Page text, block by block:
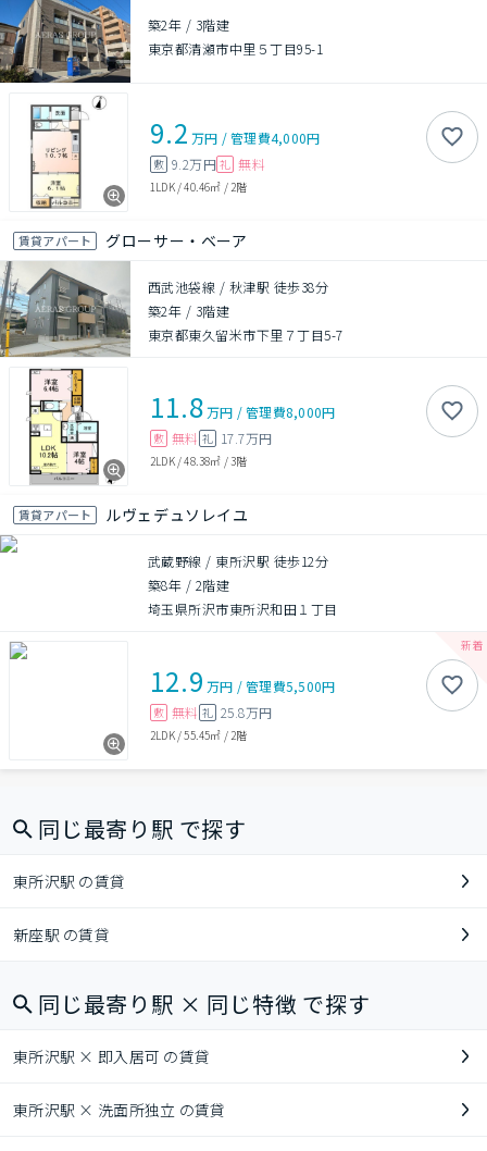
築2年 / 3階建
東京都清瀬市中里５丁目95-1
9.2 万円 /管理費4,000円
敷 9.2万円 礼 無料
1LDK/40.46㎡ / 2階
賃貸アパート グローサー・ベーア
西武池袋線 / 秋津駅 徒歩38分
築2年 / 3階建
東京都東久留米市下里７丁目5-7
11.8万円 /管理費8,000円
敷 無料 礼 17.7万円
2LDK/48.38㎡ /3階
賃貸アパート ルヴェデュソレイユ
武蔵野線 / 東所沢駅 徒歩12分
築8年 / 2階建
埼玉県所沢市東所沢和田１丁目
12.9 万円 /管理費5,500円
敷 無料 礼 25.8万円
2LDK/55.45㎡ / 2階
同じ最寄り駅 で探す
東所沢駅 の賃貸
新座駅 の賃貸
同じ最寄り駅 × 同じ特徴 で探す
東所沢駅 × 即入居可 の賃貸
東所沢駅 × 洗面所独立 の賃貸